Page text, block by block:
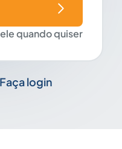
quando quiser
Faça login